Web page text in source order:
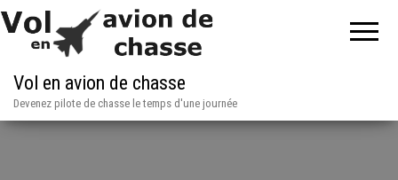
Vol en avion de chasse
Devenez pilote de chasse le temps d'une journée